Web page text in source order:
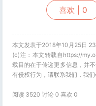
喜欢 | 0
本文发表于2018年10月25日
(c)注：本文转载自https://
载目的在于传递更多信息，并
有侵权行为，请联系我们，我
阅读 3520 讨论 0 喜欢 0